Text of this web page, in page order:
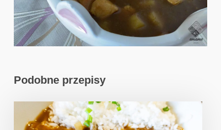
Podobne przepisy